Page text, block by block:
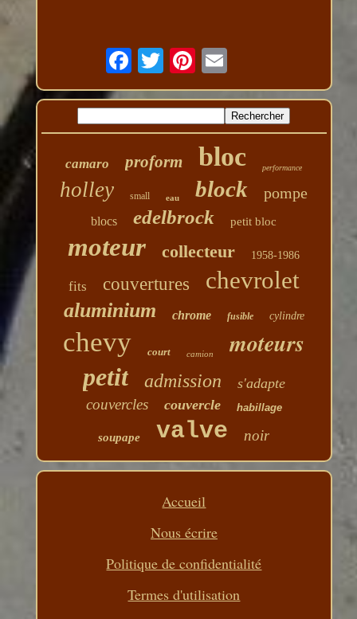
camaro proform bloc performance
holley small eau block pompe
blocs edelbrock petit bloc
moteur collecteur 1958-1986
fits couvertures chevrolet
aluminium chrome fusible cylindre
chevy court camion moteurs
petit admission s'adapte
couvercles couvercle habillage
soupape valve noir
Accueil
Nous écrire
Politique de confidentialité
Termes d'utilisation